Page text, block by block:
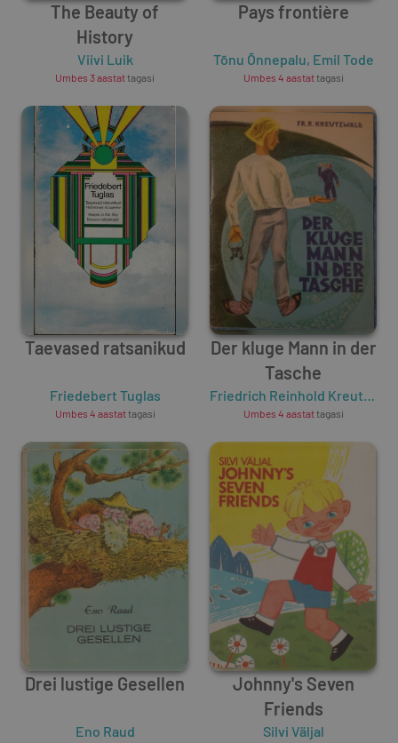
The Beauty of
History
Viivi Luik
Umbes 3 aastattagasi
Pays frontière
Tõnu Õnnepalu, Emil Tode
Umbes 4 aastattagasi
Taevased ratsanikud
Friedebert Tuglas
Umbes 4 aastattagasi
Der kluge Mann in der
Tasche
Friedrich Reinhold Kreutzwald
Umbes 4 aastattagasi
Drei lustige Gesellen
Eno Raud
Johnny's Seven
Friends
Silvi Väljal